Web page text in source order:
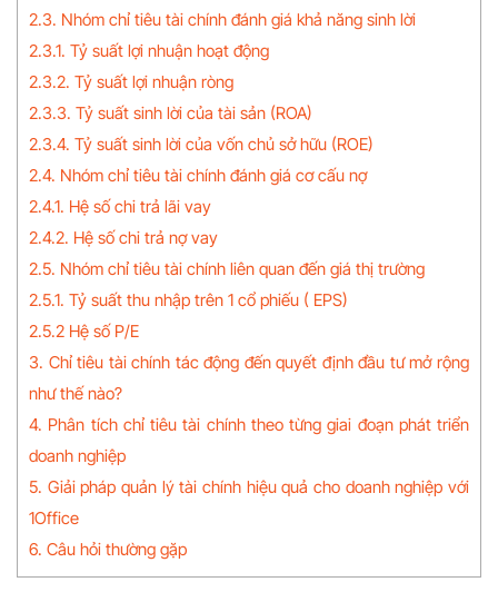
2.3. Nhóm chỉ tiêu tài chính đánh giá khả năng sinh lời
2.3.1. Tỷ suất lợi nhuận hoạt động
2.3.2. Tỷ suất lợi nhuận ròng
2.3.3. Tỷ suất sinh lời của tài sản (ROA)
2.3.4. Tỷ suất sinh lời của vốn chủ sở hữu (ROE)
2.4. Nhóm chỉ tiêu tài chính đánh giá cơ cấu nợ
2.4.1. Hệ số chi trả lãi vay
2.4.2. Hệ số chi trả nợ vay
2.5. Nhóm chỉ tiêu tài chính liên quan đến giá thị trường
2.5.1. Tỷ suất thu nhập trên 1 cổ phiếu ( EPS)
2.5.2 Hệ số P/E
3. Chỉ tiêu tài chính tác động đến quyết định đầu tư mở rộng
như thế nào?
4. Phân tích chỉ tiêu tài chính theo từng giai đoạn phát triển
doanh nghiệp
5. Giải pháp quản lý tài chính hiệu quả cho doanh nghiệp với
1Office
6. Câu hỏi thường gặp